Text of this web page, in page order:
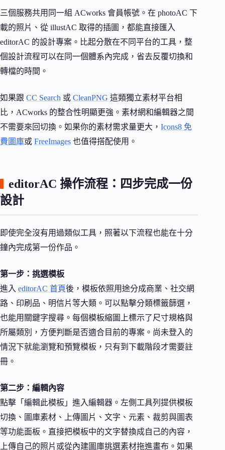
三個服務共用同一組 ACworks 會員帳號。在 photoAC 下
載的照片、從 illustAC 取得的插圖，都能直接匯入
editorAC 的設計專案。比起分散在不同平台的工具，整
個設計流程可以在同一個體系內完成，省去反覆切換和
轉檔的時間。
如果跟 CC Search 或 CleanPNG 這類獨立素材平台相
比，ACworks 的整合性明顯更強。素材網和編輯器之間
不需要來回切換。如果你的素材需求量更大， Icons8 免
費圖庫或 FreeImages 也值得搭配使用。
editorAC 操作流程：四步完成一份
設計
即使完全沒有用過類似工具，照著以下流程也能在十分
鐘內完成第一份作品。
第一步：挑選模板
進入 editorAC 首頁後，模板依照用途分成商業、社交網
路、印刷品、明信片等大類。可以點擊分類標籤篩選，
也能用關鍵字搜尋。每個模板縮圖上標示了尺寸規格與
所屬類別，方便判斷是否適合目前的專案。尚未登入的
情況下就能瀏覽和預覽模板，只有到下載階段才需要註
冊。
第二步：編輯內容
點擊「編輯此模板」進入編輯器。左側工具列提供模板
切換、圖庫素材、上傳圖片、文字、元素、裁剪與圖表
等功能面板。直接把模板中的文字替換成自己的內容，
上傳自己的照片或從內建圖庫挑選素材拖進畫布。如果